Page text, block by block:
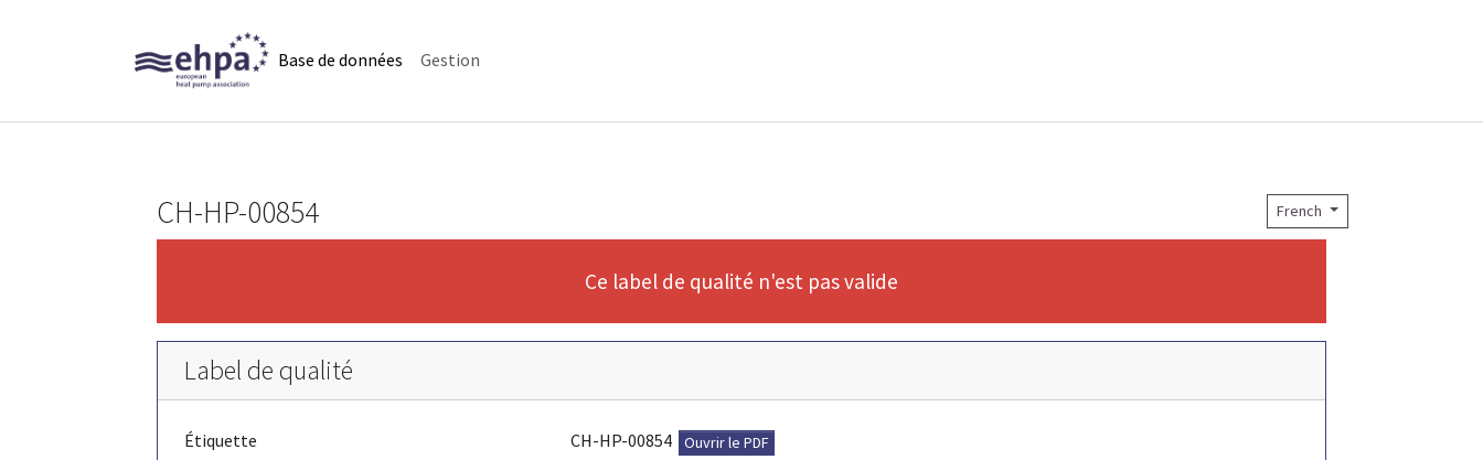
Base de données(current)
Gestion
French
CH-HP-00854
Ce label de qualité n'est pas valide
Label de qualité
Étiquette CH-HP-00854 Ouvrir le PDF